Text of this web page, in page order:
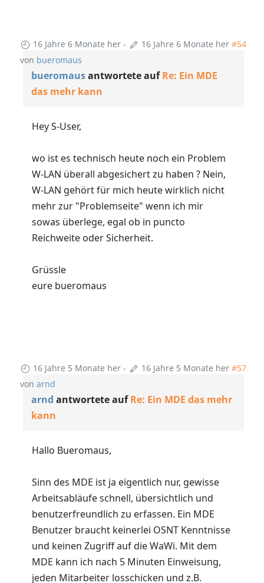
16 Jahre 6 Monate her - 16 Jahre 6 Monate her #54
von bueromaus
bueromausantwortete aufRe: Ein MDE
das mehr kann
Hey S-User,
wo ist es technisch heute noch ein Problem
W-LAN überall abgesichert zu haben ? Nein,
W-LAN gehört für mich heute wirklich nicht
mehr zur "Problemseite" wenn ich mir
sowas überlege, egal ob in puncto
Reichweite oder Sicherheit.
Grüssle
eure bueromaus
16 Jahre 5 Monate her - 16 Jahre 5 Monate her #57
von arnd
arnd antwortete aufRe: Ein MDE das mehr
kann
Hallo Bueromaus,
Sinn des MDE ist ja eigentlich nur, gewisse
Arbeitsabläufe schnell, übersichtlich und
benutzerfreundlich zu erfassen. Ein MDE
Benutzer braucht keinerlei OSNT Kenntnisse
und keinen Zugriff auf die WaWi. Mit dem
MDE kann ich nach 5 Minuten Einweisung,
jeden Mitarbeiter losschicken und z.B.